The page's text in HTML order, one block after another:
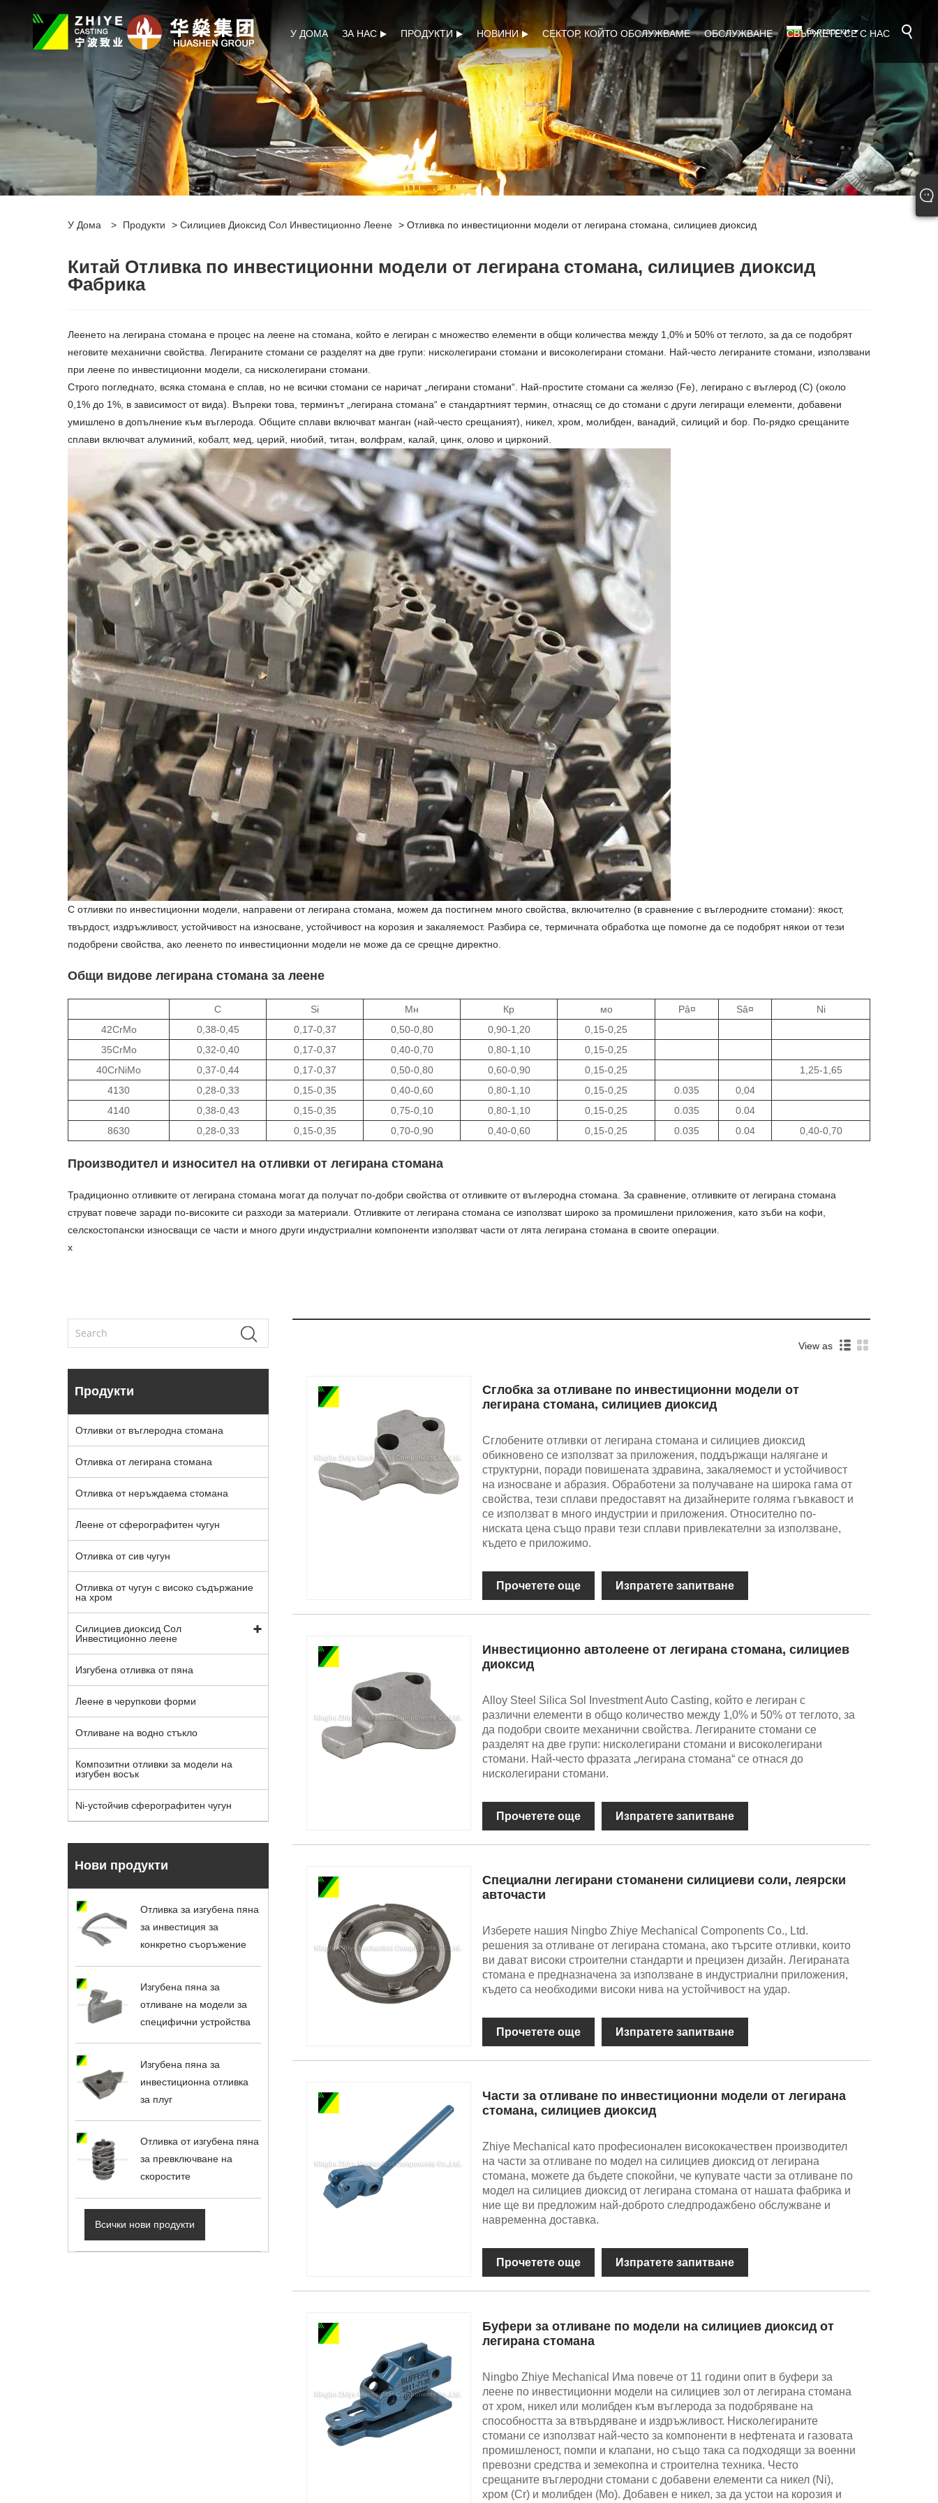
У ДОМА ЗА НАС ПРОДУКТИ НОВИНИ СЕКТОР, КОЙТО ОБСЛУЖВАМЕ ОБСЛУЖВАНЕ СВЪРЖЕТЕ СЕ С НАС
български
У Дома > Продукти > Силициев Диоксид Сол Инвестиционно Леене > Отливка по инвестиционни модели от легирана стомана, силициев диоксид
Китай Отливка по инвестиционни модели от легирана стомана, силициев диоксид
Фабрика
Леенето на легирана стомана е процес на леене на стомана, който е легиран с множество елементи в общи количества между 1,0% и 50% от теглото, за да се подобрят
неговите механични свойства. Легираните стомани се разделят на две групи: нисколегирани стомани и високолегирани стомани. Най-често легираните стомани, използвани
при леене по инвестиционни модели, са нисколегирани стомани.
Строго погледнато, всяка стомана е сплав, но не всички стомани се наричат ​​„легирани стомани“. Най-простите стомани са желязо (Fe), легирано с въглерод (C) (около
0,1% до 1%, в зависимост от вида). Въпреки това, терминът „легирана стомана“ е стандартният термин, отнасящ се до стомани с други легиращи елементи, добавени
умишлено в допълнение към въглерода. Общите сплави включват манган (най-често срещаният), никел, хром, молибден, ванадий, силиций и бор. По-рядко срещаните
сплави включват алуминий, кобалт, мед, церий, ниобий, титан, волфрам, калай, цинк, олово и цирконий.
С отливки по инвестиционни модели, направени от легирана стомана, можем да постигнем много свойства, включително (в сравнение с въглеродните стомани): якост,
твърдост, издръжливост, устойчивост на износване, устойчивост на корозия и закаляемост. Разбира се, термичната обработка ще помогне да се подобрят някои от тези
подобрени свойства, ако леенето по инвестиционни модели не може да се срещне директно.
Общи видове легирана стомана за леене
C Si Мн Кр мо Pâ¤ Sâ¤
Ni
42CrMo
0,38-0,45 0,17-0,37 0,50-0,80 0,90-1,20
0,15-0,25
35CrMo
0,32-0,40 0,17-0,37 0,40-0,70 0,80-1,10
0,15-0,25
40CrNiMo
0,37-0,44 0,17-0,37 0,50-0,80 0,60-0,90 0,15-0,25
1,25-1,65
4130
0,28-0,33 0,15-0,35 0,40-0,60 0,80-1,10 0,15-0,25 0.035
0,04
4140
0,38-0,43 0,15-0,35 0,75-0,10 0,80-1,10 0,15-0,25 0.035
0.04
8630
0,28-0,33 0,15-0,35 0,70-0,90 0,40-0,60 0,15-0,25 0.035 0.04 0,40-0,70
Производител и износител на отливки от легирана стомана
Традиционно отливките от легирана стомана могат да получат по-добри свойства от отливките от въглеродна стомана. За сравнение, отливките от легирана стомана
струват повече заради по-високите си разходи за материали. Отливките от легирана стомана се използват широко за промишлени приложения, като зъби на кофи,
селскостопански износващи се части и много други индустриални компоненти използват части от лята легирана стомана в своите операции.
x
Продукти
Отливки от въглеродна стомана
Отливка от легирана стомана
Отливка от неръждаема стомана
Леене от сферографитен чугун
Отливка от сив чугун
Отливка от чугун с високо съдържание
на хром
Силициев диоксид Сол
Инвестиционно леене
Изгубена отливка от пяна
Леене в черупкови форми
Отливане на водно стъкло
Композитни отливки за модели на
изгубен восък
Ni-устойчив сферографитен чугун
Нови продукти
Отливка за изгубена пяна
за инвестиция за
конкретно съоръжение
Изгубена пяна за
отливане на модели за
специфични устройства
Изгубена пяна за
инвестиционна отливка
за плуг
Отливка от изгубена пяна
за превключване на
скоростите
Всички нови продукти
View as
Сглобка за отливане по инвестиционни модели от
легирана стомана, силициев диоксид
Сглобените отливки от легирана стомана и силициев диоксид
обикновено се използват за приложения, поддържащи налягане и
структурни, поради повишената здравина, закаляемост и устойчивост
на износване и абразия. Обработени за получаване на широка гама от
свойства, тези сплави предоставят на дизайнерите голяма гъвкавост и
се използват в много индустрии и приложения. Относително по-
ниската цена също прави тези сплави привлекателни за използване,
където е приложимо.
Прочетете още Изпратете запитване
Инвестиционно автолеене от легирана стомана, силициев
диоксид
Alloy Steel Silica Sol Investment Auto Casting, който е легиран с
различни елементи в общо количество между 1,0% и 50% от теглото, за
да подобри своите механични свойства. Легираните стомани се
разделят на две групи: нисколегирани стомани и високолегирани
стомани. Най-често фразата „легирана стомана“ се отнася до
нисколегирани стомани.
Прочетете още Изпратете запитване
Специални легирани стоманени силициеви соли, леярски
авточасти
Изберете нашия Ningbo Zhiye Mechanical Components Co., Ltd.
решения за отливане от легирана стомана, ако търсите отливки, които
ви дават високи строителни стандарти и прецизен дизайн. Легираната
стомана е предназначена за използване в индустриални приложения,
където са необходими високи нива на устойчивост на удар.
Прочетете още Изпратете запитване
Части за отливане по инвестиционни модели от легирана
стомана, силициев диоксид
Zhiye Mechanical като професионален висококачествен производител
на части за отливане по модел на силициев диоксид от легирана
стомана, можете да бъдете спокойни, че купувате части за отливане по
модел на силициев диоксид от легирана стомана от нашата фабрика и
ние ще ви предложим най-доброто следпродажбено обслужване и
навременна доставка.
Прочетете още Изпратете запитване
Буфери за отливане по модели на силициев диоксид от
легирана стомана
Ningbo Zhiye Mechanical Има повече от 11 години опит в буфери за
леене по инвестиционни модели на силициев зол от легирана стомана
от хром, никел или молибден към въглерода за подобряване на
способността за втвърдяване и издръжливост. Нисколегираните
стомани се използват най-често за компоненти в нефтената и газовата
промишленост, помпи и клапани, но също така са подходящи за военни
превозни средства и земекопна и строителна техника. Често
срещаните въглеродни стомани с добавени елементи са никел (Ni),
хром (Cr) и молибден (Mo). Добавен е никел, за да устои на корозия и